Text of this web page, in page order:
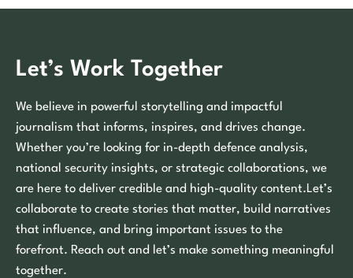
Let’s Work Together
We believe in powerful storytelling and impactful
journalism that informs, inspires, and drives change.
Whether you’re looking for in-depth defence analysis,
national security insights, or strategic collaborations, we
are here to deliver credible and high-quality content.Let’s
collaborate to create stories that matter, build narratives
that influence, and bring important issues to the
forefront. Reach out and let’s make something meaningful
together.